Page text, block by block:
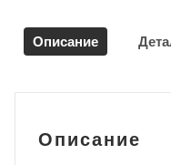
Volkswagen
Passat
Описание
Описание